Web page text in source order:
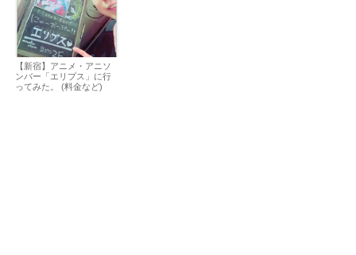
【新宿】アニメ・アニソ
ンバー「エリプス」に行
ってみた。 (料金など)